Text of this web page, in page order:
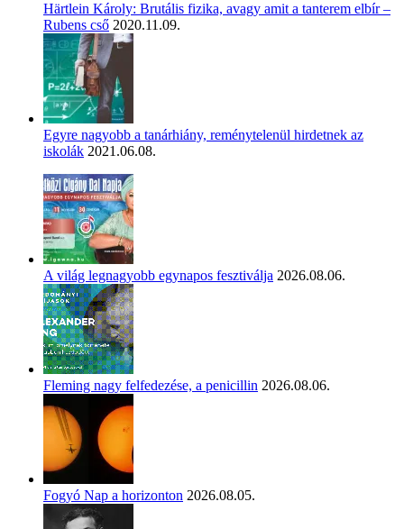
Härtlein Károly: Brutális fizika, avagy amit a tanterem elbír –
Rubens cső 2020.11.09.
Egyre nagyobb a tanárhiány, reménytelenül hirdetnek az
iskolák 2021.06.08.
A világ legnagyobb egynapos fesztiválja 2026.08.06.
Fleming nagy felfedezése, a penicillin 2026.08.06.
Fogyó Nap a horizonton 2026.08.05.